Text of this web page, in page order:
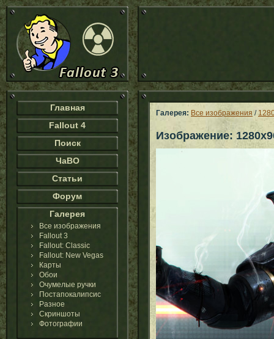
Главная
Fallout 4
Поиск
ЧаВО
Статьи
Форум
Галерея
Все изображения
Fallout 3
Fallout: Classic
Fallout: New Vegas
Карты
Обои
Очумелые ручки
Постапокалипсис
Разное
Скриншоты
Фотографии
Галерея: Все изображения /
Изображение: